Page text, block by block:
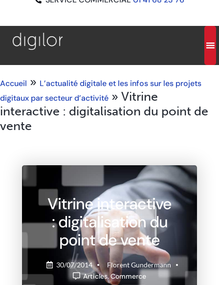
Accueil » L’actualité digitale et les infos sur les projets
digitaux par secteur d’activité » Vitrine
interactive : digitalisation du point de
vente
Vitrine interactive
: digitalisation du
point de vente
30/07/2014 Florent Gundermann
Articles,Commerce